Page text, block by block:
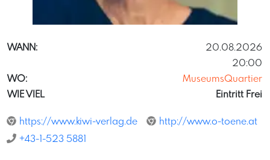
WANN:
20.08.2026
20:00
WO:
MuseumsQuartier
WIE VIEL
Eintritt Frei
https://www.kiwi-verlag.de
http://www.o-toene.at
+43-1-523 5881